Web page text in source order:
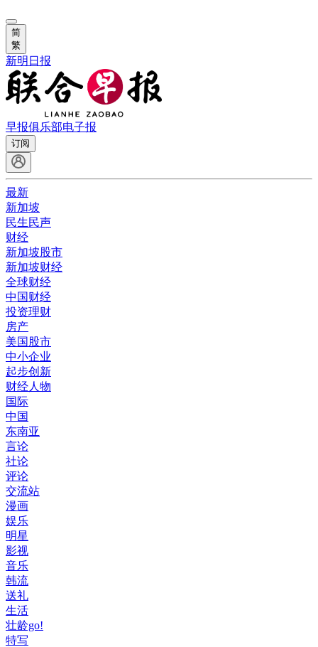
简
繁
新明日报
早报俱乐部电子报
订阅
最新
新加坡
民生民声
财经
新加坡股市
新加坡财经
全球财经
中国财经
投资理财
房产
美国股市
中小企业
起步创新
财经人物
国际
中国
东南亚
言论
社论
评论
交流站
漫画
娱乐
明星
影视
音乐
韩流
送礼
生活
壮龄go!
特写